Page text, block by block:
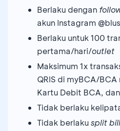
Berlaku dengan
akun Instagram
Berlaku untuk 100
pertama/hari/outlet
Maksimum 1x
QRIS di myBCA/
Kartu Debit BCA,
Tidak berlaku
Tidak berlaku split bill